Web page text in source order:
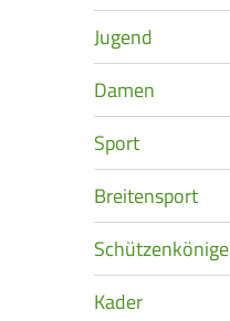
Jugend
Damen
Sport
Breitensport
Schützenkönige
Kader